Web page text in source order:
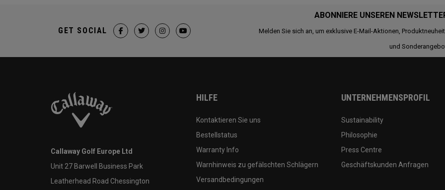
ABONNIERE UNSEREN
Melden Sie sich an, um exklusive E-Mail-Aktionen,
und
GET SOCIAL
Callaway Golf Europe Ltd
Unit 27 Barwell Business Park
Leatherhead Road Chessington
HILFE
Kontaktieren Sie uns
Bestellstatus
Warranty Info
Warnhinweis zu gefälschten Schlägern
Versandbedingungen
UNTERNEHMENSPROFIL
Sustainability
Philosophie
Press Centre
Geschäftskunden Anfragen